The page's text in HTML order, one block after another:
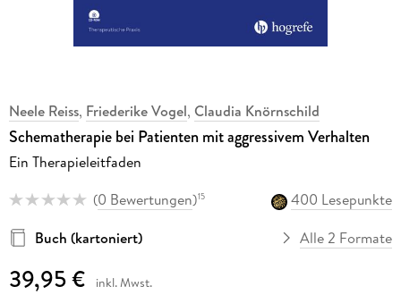
Neele Reiss, Friederike Vogel, Claudia Knörnschild
Schematherapie bei Patienten mit aggressivem Verhalten
Ein Therapieleitfaden
(0 Bewertungen)15
400 Lesepunkte
Buch (kartoniert)
Alle 2 Formate
39,95 € inkl. Mwst.